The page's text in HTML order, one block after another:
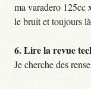
ma varadero 125cc
le bruit et toujours
6.Lire la revue
Je cherche des